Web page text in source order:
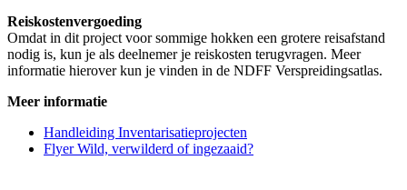
Reiskostenvergoeding
Omdat in dit project voor sommige hokken een grotere reisafstand
nodig is, kun je als deelnemer je reiskosten terugvragen. Meer
informatie hierover kun je vinden in de NDFF Verspreidingsatlas.
Meer informatie
Handleiding Inventarisatieprojecten
Flyer Wild, verwilderd of ingezaaid?